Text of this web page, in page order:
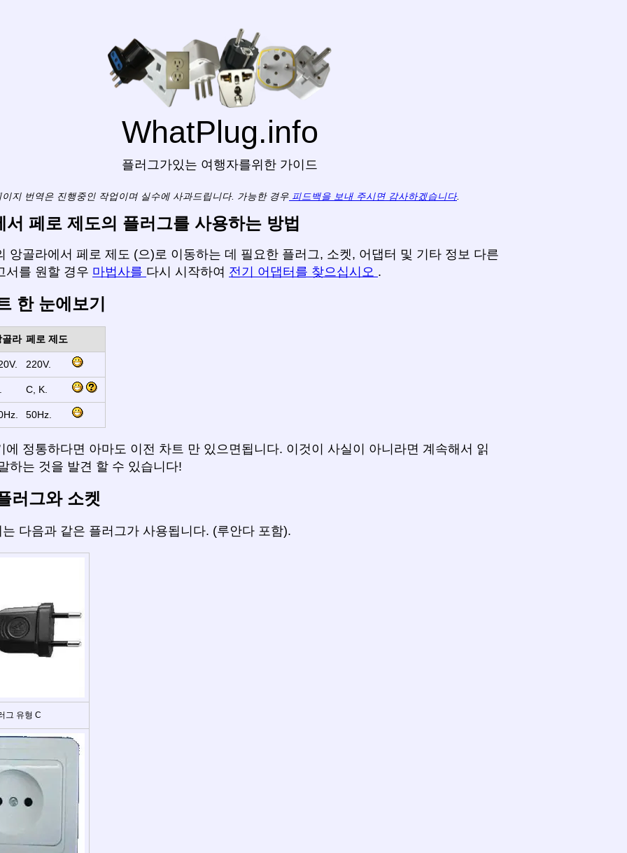
WhatPlug.info
플러그가있는 여행자를위한 가이드
이지 번역은 진행중인 작업이며 실수에 사과드립니다. 가능한 경우 피드백을 보내 주시면 감사하겠습니다.
서 페로 제도의 플러그를 사용하는 방법
앙골라에서 페로 제도 (으)로 이동하는 데 필요한 플러그, 소켓, 어댑터 및 기타 정보 다른
서를 원할 경우 마법사를 다시 시작하여 전기 어댑터를 찾으십시오 .
한 눈에보기
골라 페로 제도
220V.
C, K.
50Hz.
에 정통하다면 아마도 이전 차트 만 있으면됩니다. 이것이 사실이 아니라면 계속해서 읽
하는 것을 발견 할 수 있습니다!
러그와 소켓
는 다음과 같은 플러그가 사용됩니다. (루안다 포함).
그 유형 C